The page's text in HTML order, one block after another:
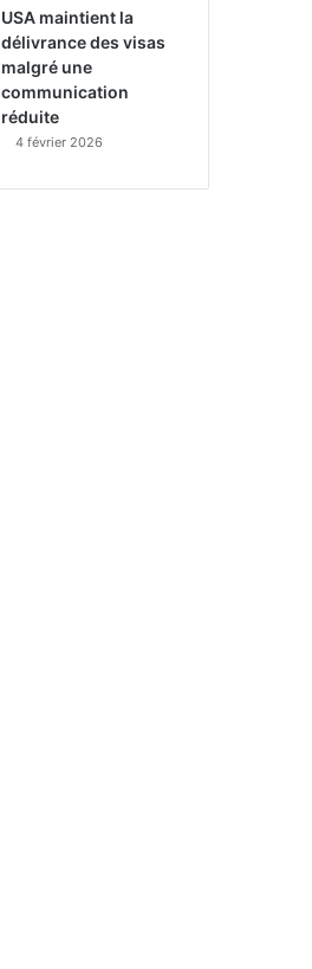
USA maintient la
délivrance des visas
malgré une
communication
réduite
4 février 2026